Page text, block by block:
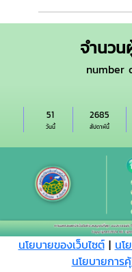
จำนวน
number
วันนี้
51
สัปดาห์นี้
2685
นโยบายของเว็บไซต์| นโ
นโยบายกา